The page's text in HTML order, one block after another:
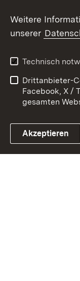
Link zum
Kontakt
Barrierefreiheit
Impressum
Weitere
unserer
Technisch
Drittanbieter-
Facebook, X /
gesamten
Akzeptieren